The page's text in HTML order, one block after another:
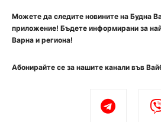
Можете да следите новините на Будна
приложение! Бъдете информирани за
Варна и региона!
Абонирайте се за нашите канали във